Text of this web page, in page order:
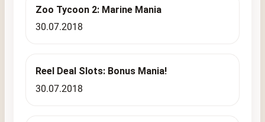
Zoo Tycoon 2: Marine Mania
30.07.2018
Reel Deal Slots: Bonus Mania!
30.07.2018